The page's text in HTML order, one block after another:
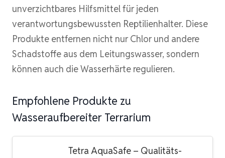
unverzichtbares Hilfsmittel für jeden
verantwortungsbewussten Reptilienhalter. Diese
Produkte entfernen nicht nur Chlor und andere
Schadstoffe aus dem Leitungswasser, sondern
können auch die Wasserhärte regulieren.
Empfohlene Produkte zu
Wasseraufbereiter Terrarium
Tetra AquaSafe – Qualitäts-